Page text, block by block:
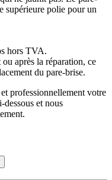
supérieure polie pour un
hors TVA.
après la réparation, ce
du pare-brise.
professionnellement votre
dessous et nous